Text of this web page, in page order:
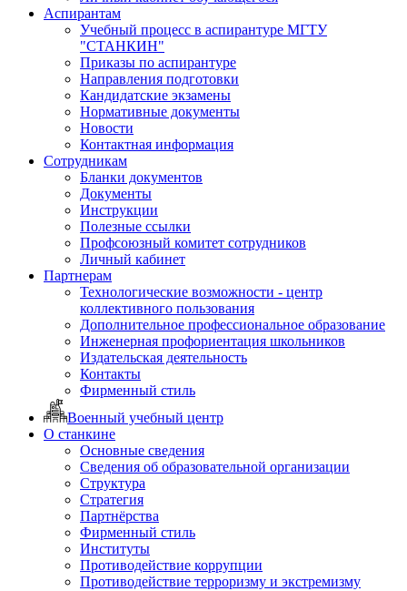
Аспирантам
Учебный процесс в аспирантуре МГТУ
"СТАНКИН"
Приказы по аспирантуре
Направления подготовки
Кандидатские экзамены
Нормативные документы
Новости
Контактная информация
Сотрудникам
Бланки документов
Документы
Инструкции
Полезные ссылки
Профсоюзный комитет сотрудников
Личный кабинет
Партнерам
Технологические возможности - центр
коллективного пользования
Дополнительное профессиональное образование
Инженерная профориентация школьников
Издательская деятельность
Контакты
Фирменный стиль
Военный учебный центр
О станкине
Основные сведения
Сведения об образовательной организации
Структура
Стратегия
Партнёрства
Фирменный стиль
Институты
Противодействие коррупции
Противодействие терроризму и экстремизму